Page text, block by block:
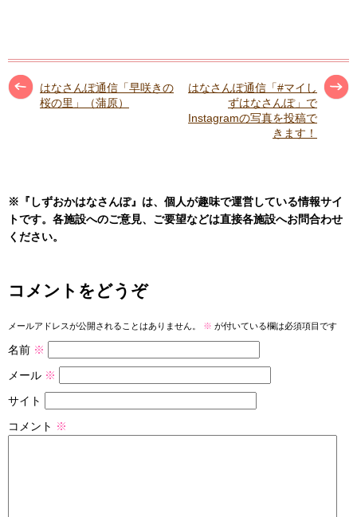
はなさんぽ通信「早咲きの
桜の里」（蒲原）
はなさんぽ通信「#マイし
ずはなさんぽ」で
Instagramの写真を投稿で
きます！
※『しずおかはなさんぽ』は、個人が趣味で運営している情報サイ
トです。各施設へのご意見、ご要望などは直接各施設へお問合わせ
ください。
コメントをどうぞ
メールアドレスが公開されることはありません。 ※ が付いている欄は必須項目です
名前 ※
メール ※
サイト
コメント ※